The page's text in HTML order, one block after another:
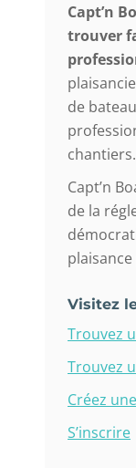
Capt’n
trouver
de
Capt’n
de la
Visitez
Trouvez
Trouvez
Créez
S’inscrire